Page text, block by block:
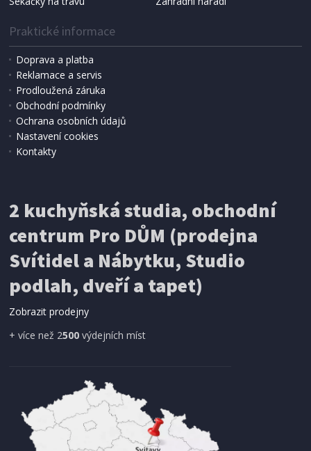
1 473 Kč
1 534 Kč Přidat do košíku
Praktické informace
Doprava a platba
Reklamace a servis
Prodloužená záruka
Obchodní podmínky
Ochrana osobních údajů
Nastavení cookies
Kontakty
2 kuchyňská studia, obchodní
centrum Pro DŮM (prodejna
Svítidel a Nábytku, Studio
podlah, dveří a tapet)
Zobrazit prodejny
+ více než 2500 výdejních míst